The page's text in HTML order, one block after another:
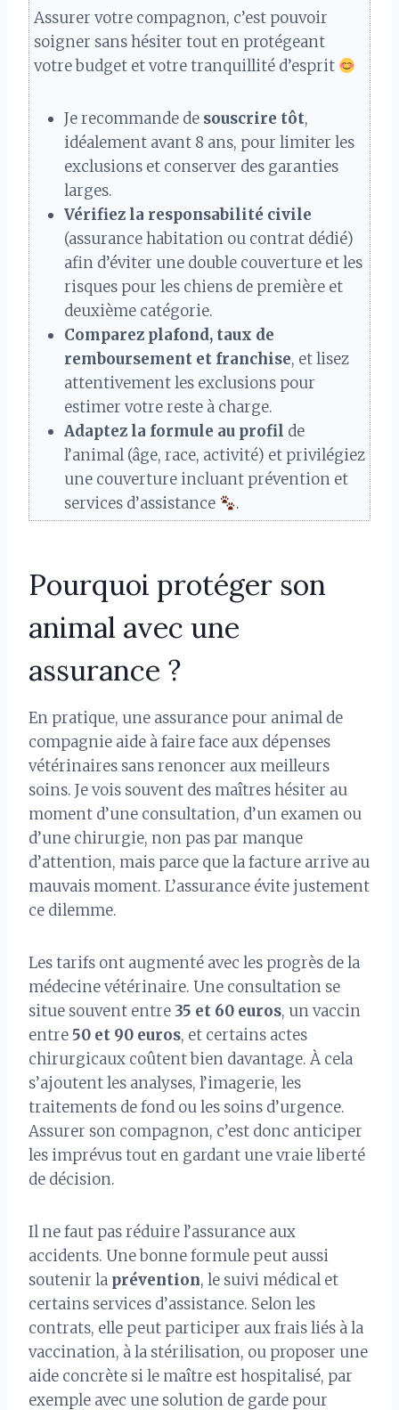
Assurer votre compagnon, c’est pouvoir
soigner sans hésiter tout en protégeant
votre budget et votre tranquillité d’esprit
Je recommande de souscrire tôt,
idéalement avant 8 ans, pour limiter les
exclusions et conserver des garanties
larges.
Vérifiez la responsabilité civile
(assurance habitation ou contrat dédié)
afin d’éviter une double couverture et les
risques pour les chiens de première et
deuxième catégorie.
Comparez plafond, taux de
remboursement et franchise, et lisez
attentivement les exclusions pour
estimer votre reste à charge.
Adaptez la formule au profil de
l’animal (âge, race, activité) et privilégiez
une couverture incluant prévention et
services d’assistance
.
Pourquoi protéger son
animal avec une
assurance ?
En pratique, une assurance pour animal de
compagnie aide à faire face aux dépenses
vétérinaires sans renoncer aux meilleurs
soins. Je vois souvent des maîtres hésiter au
moment d’une consultation, d’un examen ou
d’une chirurgie, non pas par manque
d’attention, mais parce que la facture arrive au
mauvais moment. L’assurance évite justement
ce dilemme.
Les tarifs ont augmenté avec les progrès de la
médecine vétérinaire. Une consultation se
situe souvent entre 35 et 60 euros, un vaccin
entre 50 et 90 euros, et certains actes
chirurgicaux coûtent bien davantage. À cela
s’ajoutent les analyses, l’imagerie, les
traitements de fond ou les soins d’urgence.
Assurer son compagnon, c’est donc anticiper
les imprévus tout en gardant une vraie liberté
de décision.
Il ne faut pas réduire l’assurance aux
accidents. Une bonne formule peut aussi
soutenir la prévention, le suivi médical et
certains services d’assistance. Selon les
contrats, elle peut participer aux frais liés à la
vaccination, à la stérilisation, ou proposer une
aide concrète si le maître est hospitalisé, par
exemple avec une solution de garde pour